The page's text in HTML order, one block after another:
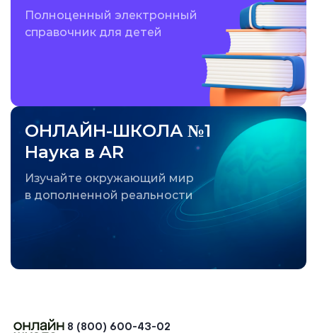
Полноценный электронный
справочник для детей
ОНЛАЙН-ШКОЛА №1
Наука в AR
Изучайте окружающий мир
в дополненной реальности
8 (800) 600-43-02